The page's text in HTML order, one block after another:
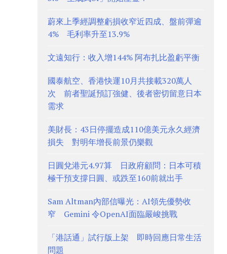
蔚來上季經調整虧損收窄近四成、盤前彈逾
4% 毛利率升至13.9%
文遠知行：收入增144% 阿布扎比盈虧平衡
國泰航空、香港快運10月共接載320萬人
次 前者聖誕預訂強健、後者密切留意日本
需求
美財長：43日停擺造成110億美元永久經濟
損失 對明年增長前景仍樂觀
日圓兌港元4.97算 日政府顧問：日本可積
極干預支撐日圓、或跌至160前就出手
Sam Altman內部信曝光：AI領先優勢收
窄 Gemini 令OpenAI面臨嚴峻挑戰
「港話通」試行版上架 即時回應日常生活
問題